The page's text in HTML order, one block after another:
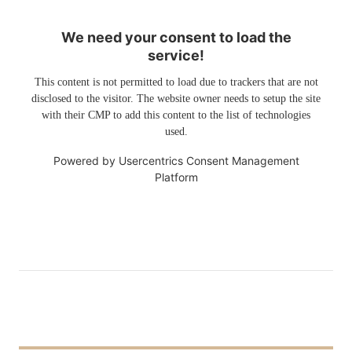
We need your consent to load the
service!
This content is not permitted to load due to trackers that are not
disclosed to the visitor. The website owner needs to setup the site
with their CMP to add this content to the list of technologies
used.
Powered by Usercentrics Consent Management
Platform